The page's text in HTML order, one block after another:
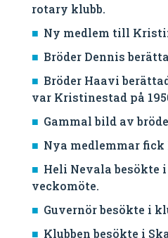
rotary klubb.
Ny medlem till
Bröder Dennis
Bröder Haavi
var Kristinestad på
Gammal bild av
Nya medlemmar
Heli Nevala besökte
veckomöte.
Guvernör besökte i
Klubben besökte i